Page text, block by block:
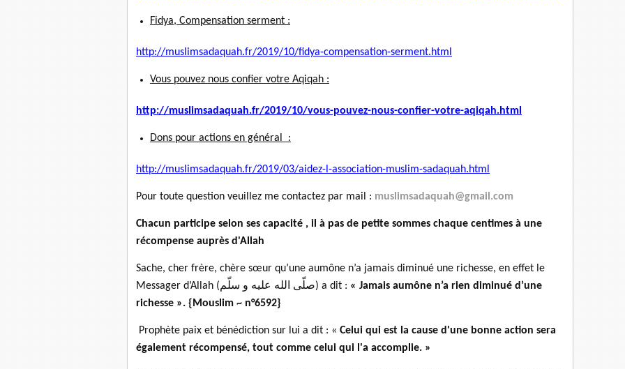
Fidya, Compensation serment :
http://muslimsadaquah.fr/2019/10/fidya-compensation-serment.html
Vous pouvez nous confier votre Aqiqah :
http://muslimsadaquah.fr/2019/10/vous-pouvez-nous-confier-votre-aqiqah.html
Dons pour actions en général :
http://muslimsadaquah.fr/2019/03/aidez-l-association-muslim-sadaquah.html
Pour toute question veuillez me contactez par mail : muslimsadaquah@gmail.com
Chacun participe selon ses capacité , il à pas de petite sommes chaque centimes à une
récompense auprès d'Allah
Sache, cher frère, chère sœur qu’une aumône n’a jamais diminué une richesse, en effet le
Messager d’Allah (صلّى الله عليه و سلّم) a dit : « Jamais aumône n’a rien diminué d’une
richesse ». {Mouslim ~ n°6592}
Prophète paix et bénédiction sur lui a dit : « Celui qui est la cause d'une bonne action sera
également récompensé, tout comme celui qui l'a accomplie. »